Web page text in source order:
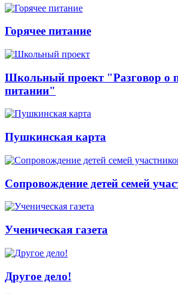
Горячее питание
Школьный проект "Разговор о
питании"
Пушкинская карта
Сопровождение детей семей
Ученическая газета
Другое дело!